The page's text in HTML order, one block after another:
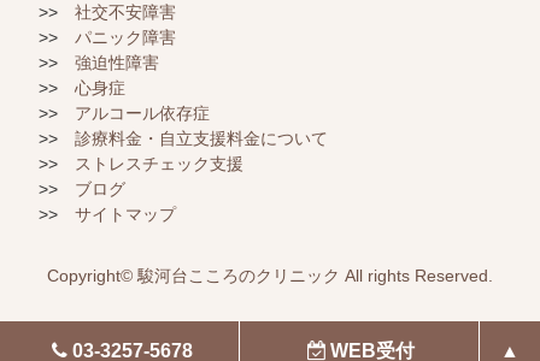
社交不安障害
パニック障害
強迫性障害
心身症
アルコール依存症
診療料金・自立支援料金について
ストレスチェック支援
ブログ
サイトマップ
03-3257-5678 WEB受付 ▲
Copyright© 駿河台こころのクリニック All rights Reserved.